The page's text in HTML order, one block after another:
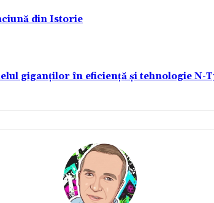
din Istorie
giganților în eficiență și tehnologie N-